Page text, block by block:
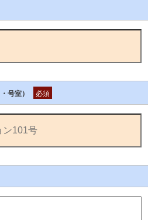
号室） 必須